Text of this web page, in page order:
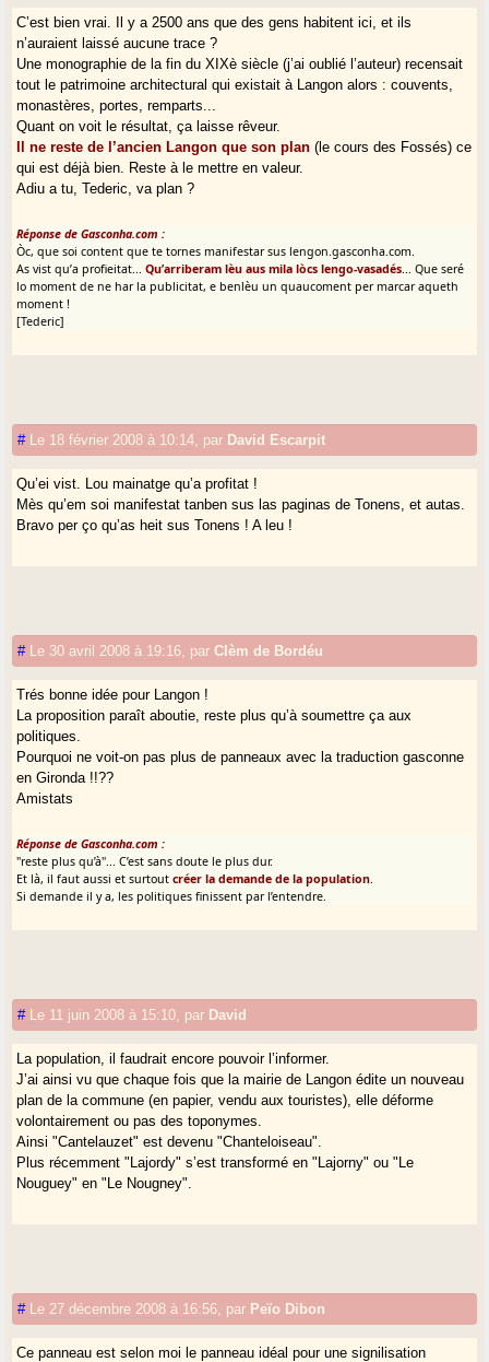
C’est bien vrai. Il y a 2500 ans que des gens habitent ici, et ils
n’auraient laissé aucune trace ?
Une monographie de la fin du XIXè siècle (j’ai oublié l’auteur) recensait
tout le patrimoine architectural qui existait à Langon alors : couvents,
monastères, portes, remparts...
Quant on voit le résultat, ça laisse rêveur.
Il ne reste de l’ancien Langon que son plan (le cours des Fossés) ce
qui est déjà bien. Reste à le mettre en valeur.
Adiu a tu, Tederic, va plan ?
Réponse de Gasconha.com :
Òc, que soi content que te tornes manifestar sus lengon.gasconha.com.
As vist qu’a profieitat...Qu’arriberam lèu aus mila lòcs lengo-vasadés ... Que seré
lo moment de ne har la publicitat, e benlèu un quaucoment per marcar aqueth
moment !
[Tederic]
# Le 18 février 2008 à 10:14 par David Escarpit
Qu’ei vist. Lou mainatge qu’a profitat !
Mès qu’em soi manifestat tanben sus las paginas de Tonens, et autas.
Bravo per ço qu’as heit sus Tonens ! A leu !
# Le 30 avril 2008 à 19:16 parClèm de Bordéu
Trés bonne idée pour Langon !
La proposition paraît aboutie, reste plus qu’à soumettre ça aux
politiques.
Pourquoi ne voit-on pas plus de panneaux avec la traduction gasconne
en Gironda !!??
Amistats
Réponse de Gasconha.com :
"reste plus qu’à"... C’est sans doute le plus dur.
Et là, il faut aussi et surtoutcréer la demande de la population
Si demande il y a, les politiques finissent par l’entendre.
# Le 11 juin 2008 à 15:10 par David
La population, il faudrait encore pouvoir l’informer.
J’ai ainsi vu que chaque fois que la mairie de Langon édite un nouveau
plan de la commune (en papier, vendu aux touristes), elle déforme
volontairement ou pas des toponymes.
Ainsi "Cantelauzet" est devenu "Chanteloiseau".
Plus récemment "Lajordy" s’est transformé en "Lajorny" ou "Le
Nouguey" en "Le Nougney".
# Le 27 décembre 2008 à 16:56 par Peïo Dibon
Ce panneau est selon moi le panneau idéal pour une signilisation